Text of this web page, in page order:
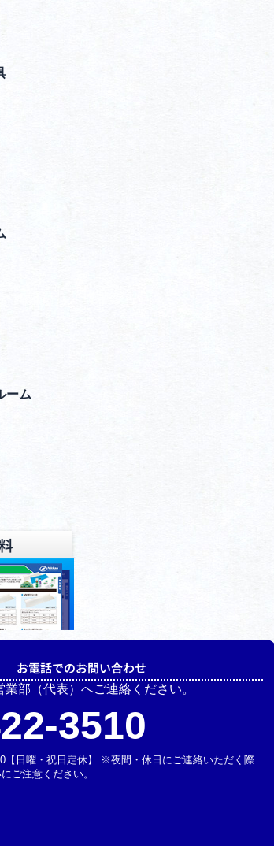
ーム
お電話でのお問い合わせ
業部（代表）へご連絡ください。
3510
日曜・祝日定休】 ※夜間・休日にご連絡いただく際
ご注意ください。